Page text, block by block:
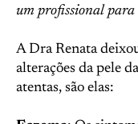
um profissional
A Dra Renata
alterações da pele
atentas, são elas: